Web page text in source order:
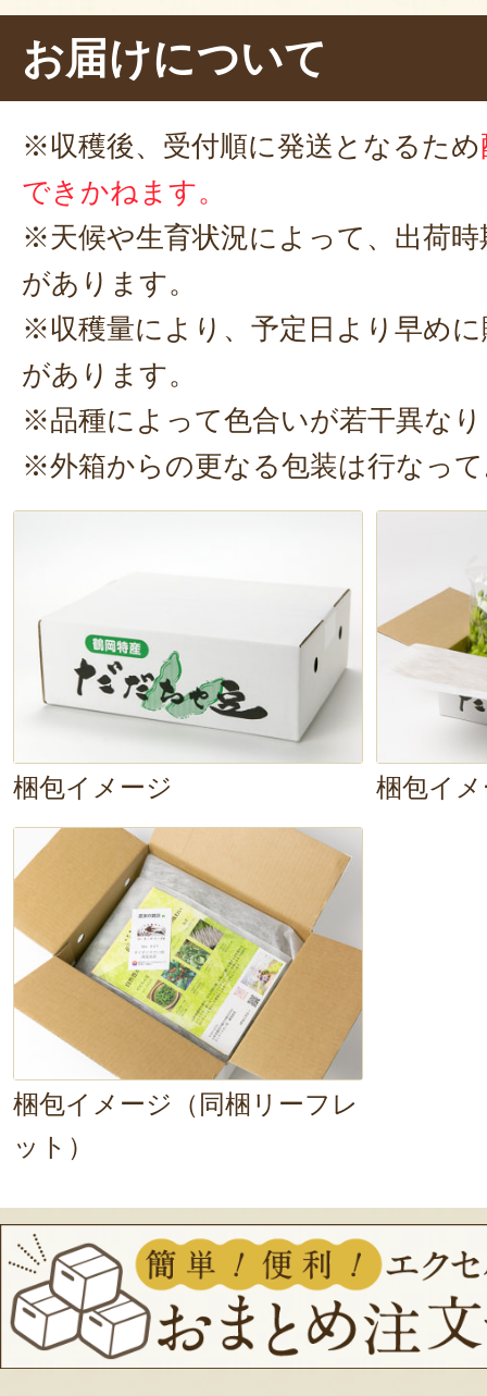
4. ザルにあげ、すぐに扇風機やう
まします。
※茹でる豆の量や好みの固さによ
で時間を調整してください
茹でている最中から
り……いかん、早くもヨダレが。瀬
上がったら、まずは塩をかけずに
い」 とのこと。それでは、さっそ
ます。
おー！美味ーい！噛んだ瞬間、ブ
ないですね。むしろ、だだちゃ豆
ダイレクトに感じられます。いや
い！1箱なんてあっという間にな
これだけ豆一粒一粒の味わいがし
ら、色んな料理にアレンジしても
そう。瀬尾さんから教えてもらった
はん」も試してみようかな。
お届けについて
※収穫後、受付順に発送となるため
できかねます。
※天候や生育状況によって、出荷
があります。
※収穫量により、予定日より早め
があります。
※品種によって色合いが若干異な
※外箱からの更なる包装は行なっ
梱包イメージ 梱包イ
梱包イメージ（同梱リーフレ
ット）